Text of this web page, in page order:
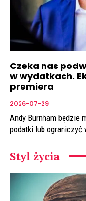
Czeka nas
w wydatkach.
premiera
2026-07-29
Andy Burnham będzie
podatki lub ograniczyć
Styl życia